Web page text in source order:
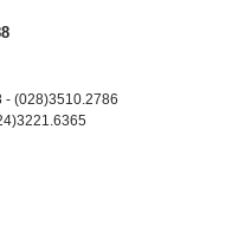
- (028)3510.2786